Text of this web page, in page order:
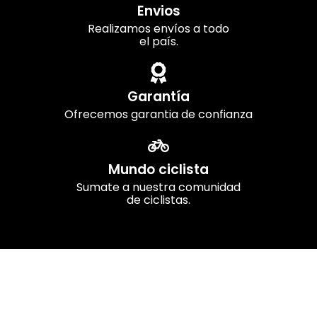
Envios
Realizamos envíos a todo
el país.
Garantía
Ofrecemos garantia de confianza
Mundo ciclista
Sumate a nuestra comunidad
de ciclistas.